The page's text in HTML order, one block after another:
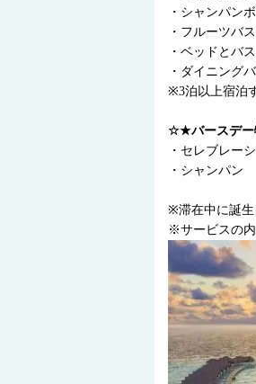
・シャンパン
・フルーツバ
・ベッドとバ
・ダイニング
※3泊以上宿泊
☆★バースデ
・セレブレー
・シャンパン
※滞在中に誕生
※サービスの内